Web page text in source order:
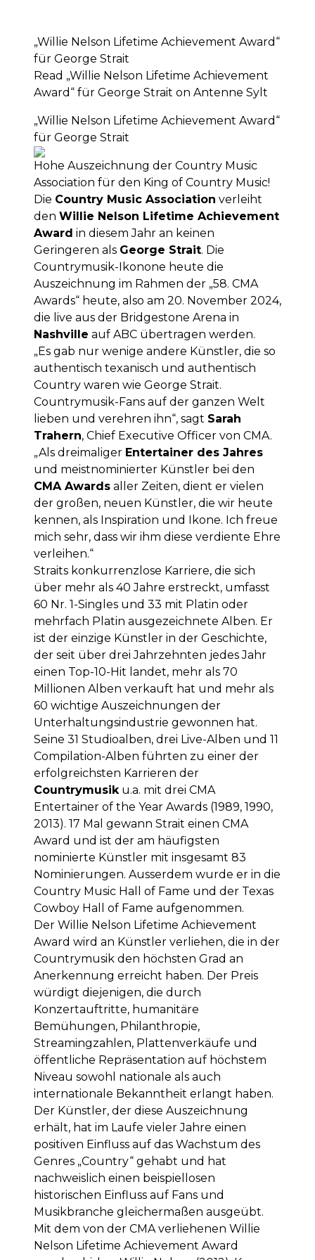
„Willie Nelson Lifetime Achievement Award“
für George Strait
Read „Willie Nelson Lifetime Achievement
Award“ für George Strait on Antenne Sylt
„Willie Nelson Lifetime Achievement Award“
für George Strait
Hohe Auszeichnung der Country Music
Association für den King of Country Music!
Die Country Music Association verleiht
den Willie Nelson Lifetime Achievement
Award in diesem Jahr an keinen
Geringeren als George Strait. Die
Countrymusik-Ikonone heute die
Auszeichnung im Rahmen der „58. CMA
Awards“ heute, also am 20. November 2024,
die live aus der Bridgestone Arena in
Nashville auf ABC übertragen werden.
„Es gab nur wenige andere Künstler, die so
authentisch texanisch und authentisch
Country waren wie George Strait.
Countrymusik-Fans auf der ganzen Welt
lieben und verehren ihn“, sagt Sarah
Trahern, Chief Executive Officer von CMA.
„Als dreimaliger Entertainer des Jahres
und meistnominierter Künstler bei den
CMA Awards aller Zeiten, dient er vielen
der großen, neuen Künstler, die wir heute
kennen, als Inspiration und Ikone. Ich freue
mich sehr, dass wir ihm diese verdiente Ehre
verleihen.“
Straits konkurrenzlose Karriere, die sich
über mehr als 40 Jahre erstreckt, umfasst
60 Nr. 1-Singles und 33 mit Platin oder
mehrfach Platin ausgezeichnete Alben. Er
ist der einzige Künstler in der Geschichte,
der seit über drei Jahrzehnten jedes Jahr
einen Top-10-Hit landet, mehr als 70
Millionen Alben verkauft hat und mehr als
60 wichtige Auszeichnungen der
Unterhaltungsindustrie gewonnen hat.
Seine 31 Studioalben, drei Live-Alben und 11
Compilation-Alben führten zu einer der
erfolgreichsten Karrieren der
Countrymusiku.a. mit drei CMA
Entertainer of the Year Awards (1989, 1990,
2013). 17 Mal gewann Strait einen CMA
Award und ist der am häufigsten
nominierte Künstler mit insgesamt 83
Nominierungen. Ausserdem wurde er in die
Country Music Hall of Fame und der Texas
Cowboy Hall of Fame aufgenommen.
Der Willie Nelson Lifetime Achievement
Award wird an Künstler verliehen, die in der
Countrymusik den höchsten Grad an
Anerkennung erreicht haben. Der Preis
würdigt diejenigen, die durch
Konzertauftritte, humanitäre
Bemühungen, Philanthropie,
Streamingzahlen, Plattenverkäufe und
öffentliche Repräsentation auf höchstem
Niveau sowohl nationale als auch
internationale Bekanntheit erlangt haben.
Der Künstler, der diese Auszeichnung
erhält, hat im Laufe vieler Jahre einen
positiven Einfluss auf das Wachstum des
Genres „Country“ gehabt und hat
nachweislich einen beispiellosen
historischen Einfluss auf Fans und
Musikbranche gleichermaßen ausgeübt.
Mit dem von der CMA verliehenen Willie
Nelson Lifetime Achievement Award